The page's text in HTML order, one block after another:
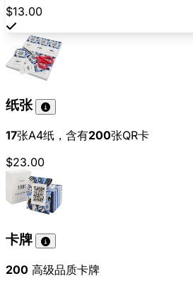
$13.00
纸张
17张A4纸，含有200张QR卡
$23.00
卡牌
200 高级品质卡牌